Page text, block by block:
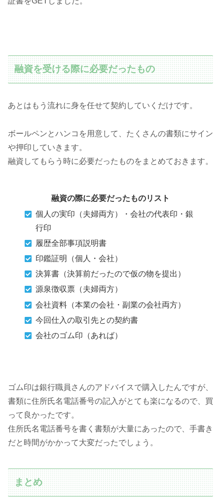
融資を受ける際に必要だったもの
あとはもう流れに身を任せて契約していくだけです。
ボールペンとハンコを用意して、たくさんの書類にサイン
や押印していきます。
融資してもらう時に必要だったものをまとめておきます。
融資の際に必要だったものリスト
個人の実印（夫婦両方）・会社の代表印・銀
行印
履歴全部事項説明書
印鑑証明（個人・会社）
決算書（決算前だったので仮の物を提出）
源泉徴収票（夫婦両方）
会社資料（本業の会社・副業の会社両方）
今回仕入の取引先との契約書
会社のゴム印（あれば）
ゴム印は銀行職員さんのアドバイスで購入したんですが、
書類に住所氏名電話番号の記入がとても楽になるので、買
って良かったです。
住所氏名電話番号を書く書類が大量にあったので、手書き
だと時間がかかって大変だったでしょう。
まとめ